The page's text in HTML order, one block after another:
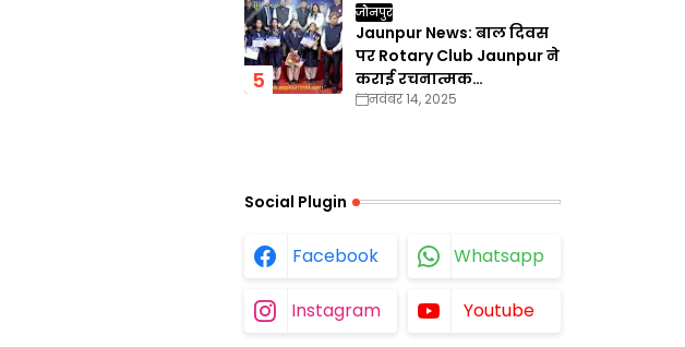
जौनपुर
Jaunpur News: बाल दिवस
पर Rotary Club Jaunpur ने
कराई रचनात्मक
प्रतियोगिताएँ
नवंबर 14, 2025
Social Plugin
Facebook Whatsapp
Instagram Youtube